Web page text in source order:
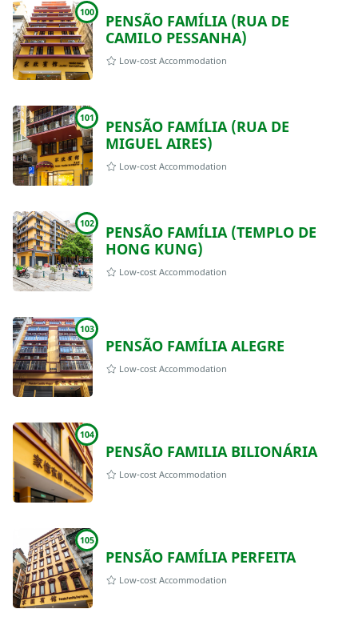
100
PENSÃO FAMÍLIA (RUA DE
CAMILO PESSANHA)
Low-cost Accommodation
101
PENSÃO FAMÍLIA (RUA DE
MIGUEL AIRES)
Low-cost Accommodation
102
PENSÃO FAMÍLIA (TEMPLO DE
HONG KUNG)
Low-cost Accommodation
103
PENSÃO FAMÍLIA ALEGRE
Low-cost Accommodation
104
PENSÃO FAMILIA BILIONÁRIA
Low-cost Accommodation
105
PENSÃO FAMÍLIA PERFEITA
Low-cost Accommodation